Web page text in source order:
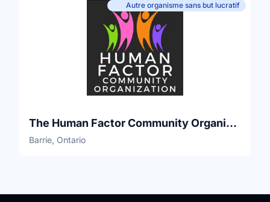
Autre organisme sans but lucratif
The Human Factor Community Organization
Barrie, Ontario